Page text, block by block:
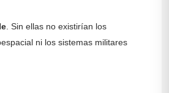
. Sin ellas no existirían los
ni los sistemas militares